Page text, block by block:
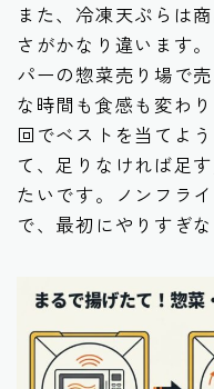
また、冷凍天ぷらは
さがかなり違います
パーの惣菜売り場で
な時間も食感も変わ
回でベストを当てよ
て、足りなければ足
たいです。ノンフラ
で、最初にやりすぎ